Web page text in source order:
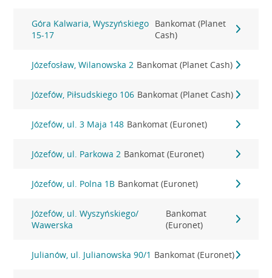
Góra Kalwaria, Wyszyńskiego
15-17
Bankomat (Planet
Cash)
Józefosław, Wilanowska 2 Bankomat (Planet Cash)
Józefów, Piłsudskiego 106 Bankomat (Planet Cash)
Józefów, ul. 3 Maja 148 Bankomat (Euronet)
Józefów, ul. Parkowa 2 Bankomat (Euronet)
Józefów, ul. Polna 1B Bankomat (Euronet)
Józefów, ul. Wyszyńskiego/
Wawerska
Bankomat
(Euronet)
Julianów, ul. Julianowska 90/1 Bankomat (Euronet)